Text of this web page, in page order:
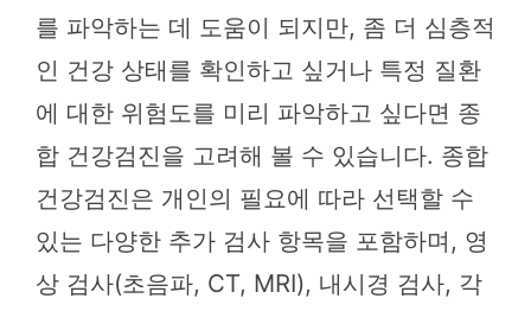
를 파악하는 데 도움이 되지만, 좀 더 심층적
인 건강 상태를 확인하고 싶거나 특정 질환
에 대한 위험도를 미리 파악하고 싶다면 종
합 건강검진을 고려해 볼 수 있습니다. 종합
건강검진은 개인의 필요에 따라 선택할 수
있는 다양한 추가 검사 항목을 포함하며, 영
상 검사(초음파, CT, MRI), 내시경 검사, 각